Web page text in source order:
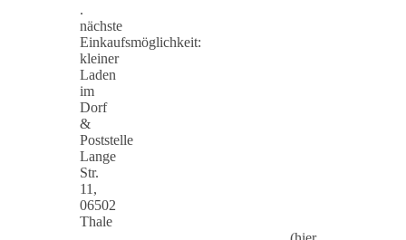
.
nächste
Einkaufsmöglichkeit:
kleiner
Laden
im
Dorf
&
Poststelle
Lange
Str.
11,
06502
Thale